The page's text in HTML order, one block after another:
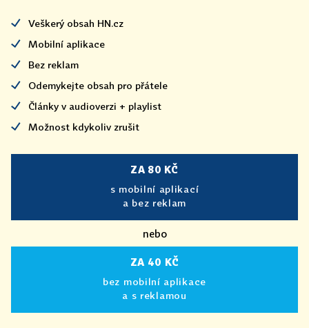
Veškerý obsah HN.cz
Mobilní aplikace
Bez reklam
Odemykejte obsah pro přátele
Články v audioverzi + playlist
Možnost kdykoliv zrušit
ZA 80 KČ
s mobilní aplikací
a bez reklam
nebo
ZA 40 KČ
bez mobilní aplikace
a s reklamou